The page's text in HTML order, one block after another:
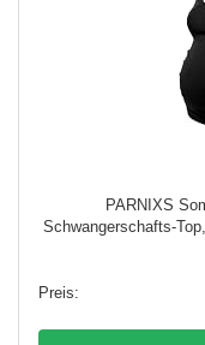
PARNIXS
Schwangerschafts-